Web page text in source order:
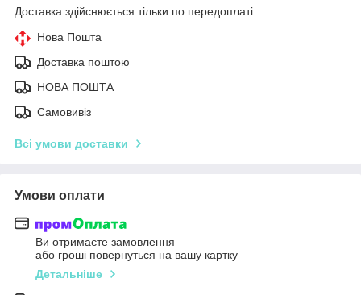
Доставка здійснюється тільки по передоплаті.
Нова Пошта
Доставка поштою
НОВА ПОШТА
Самовивіз
Всі умови доставки
Умови оплати
Ви отримаєте замовлення
або гроші повернуться на вашу картку
Детальніше